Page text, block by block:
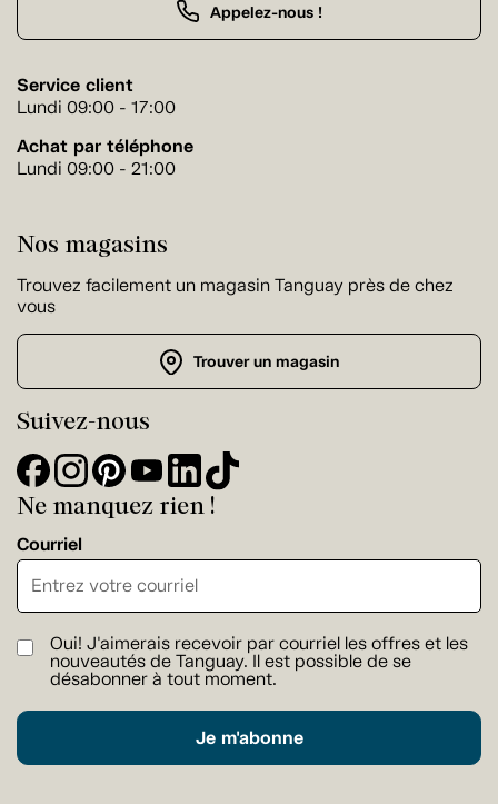
Appelez-nous !
Service client
Lundi 09:00 - 17:00
Achat par téléphone
Lundi 09:00 - 21:00
Nos magasins
Trouvez facilement un magasin Tanguay près de chez
vous
Trouver un magasin
Suivez-nous
Ne manquez rien !
Courriel
Oui! J'aimerais recevoir par courriel les offres et les
nouveautés de Tanguay. Il est possible de se
désabonner à tout moment.
Je m'abonne